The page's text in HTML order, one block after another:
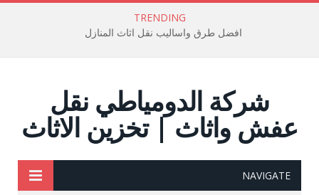
TRENDING
افضل طرق واساليب نقل اثاث المنازل
شركة الدومياطي نقل
عفش واثاث | تخزين الاثاث
NAVIGATE